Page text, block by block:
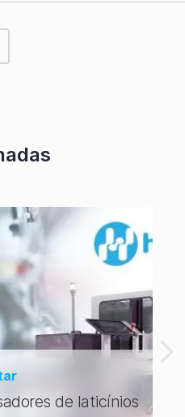
de laticínios